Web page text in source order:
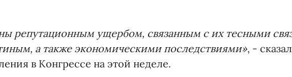
репутационным ущербом, связанным с их тесными
а также экономическими последствиями», - сказал
в Конгрессе на этой неделе.